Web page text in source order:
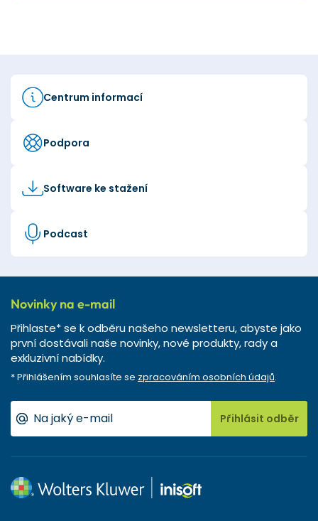
Centrum informací
Podpora
Software ke stažení
Podcast
Novinky na e-mail
Přihlaste* se k odběru našeho newsletteru, abyste jako
první dostávali naše novinky, nové produkty, rady a
exkluzivní nabídky.
* Přihlášením souhlasíte se zpracováním osobních údajů.
Přihlásit odběr